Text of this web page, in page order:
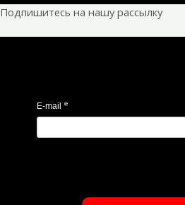
Подпишитесь на нашу рассылку
E-mail *